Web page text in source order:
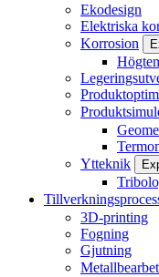
Ekodesign
Elektriska
Korrosion
Ytteknik
3D-printing
Fogning
Gjutning